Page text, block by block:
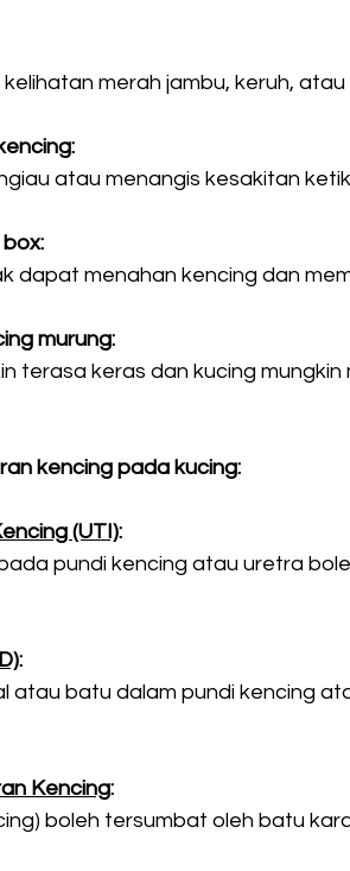
kelihatan merah jambu, keruh,
atau menangis kesakitan
dapat menahan kencing dan
murung:
terasa keras dan kucing
kencing pada kucing:
(UTI):
pundi kencing atau uretra
:
atau batu dalam pundi kencing
Kencing:
boleh tersumbat oleh batu